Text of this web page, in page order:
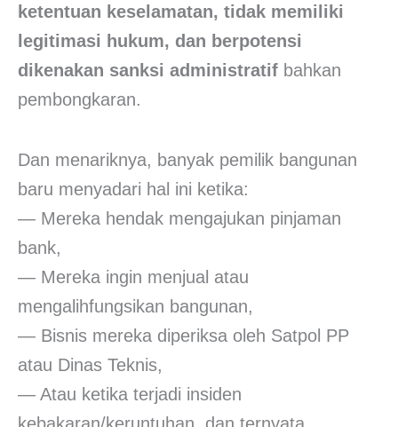
ketentuan keselamatan, tidak memiliki
legitimasi hukum, dan berpotensi
dikenakan sanksi administratif bahkan
pembongkaran.
Dan menariknya, banyak pemilik bangunan
baru menyadari hal ini ketika:
— Mereka hendak mengajukan pinjaman
bank,
— Mereka ingin menjual atau
mengalihfungsikan bangunan,
— Bisnis mereka diperiksa oleh Satpol PP
atau Dinas Teknis,
— Atau ketika terjadi insiden